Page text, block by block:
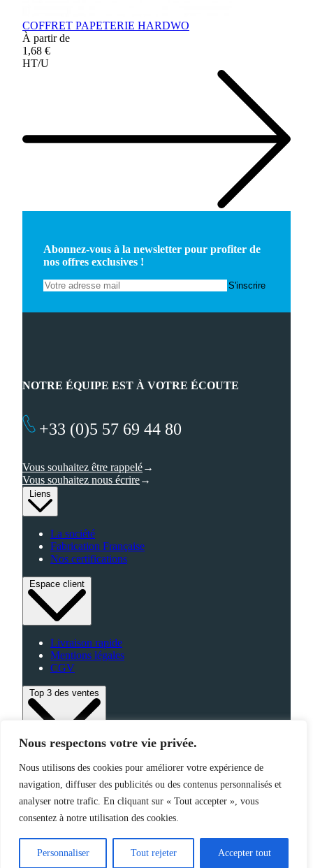
Nous respectons votre vie privée.
Nous utilisons des cookies pour améliorer votre expérience de
navigation, diffuser des publicités ou des contenus personnalisés et
analyser notre trafic. En cliquant sur « Tout accepter », vous
consentez à notre utilisation des cookies.
Personnaliser Tout rejeter Accepter tout
COFFRET PAPETERIE HARDWO
À partir de
1,68 €
HT/U
Abonnez-vous à la newsletter pour profiter de
nos offres exclusives !
Liens
La société
Fabrication Française
Nos certifications
Espace client
Livraison rapide
Mentions légales
CGV
Top 3 des ventes
High-Tech
Fabriqué en France
NOTRE ÉQUIPE EST À VOTRE ÉCOUTE
+33 (0)5 57 69 44 80
Vous souhaitez être rappelé
Vous souhaitez nous écrire
©2025 Jemapub – Tous droits réservés